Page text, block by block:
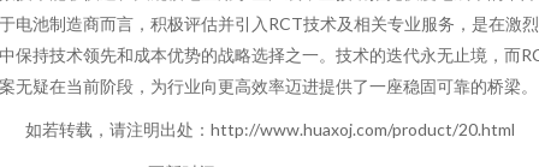
电池制造商而言，积极评估并引入RCT技术及相关专业服务，是在激
保持技术领先和成本优势的战略选择之一。技术的迭代永无止境，而
无疑在当前阶段，为行业向更高效率迈进提供了一座稳固可靠的桥梁。
如若转载，请注明出处：http://www.huaxoj.com/product/20.html